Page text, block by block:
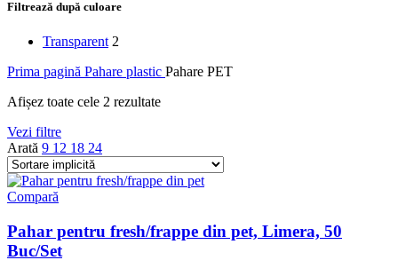
Filtrează după culoare
Transparent 2
Prima pagină Pahare plastic Pahare PET
Afișez toate cele 2 rezultate
Vezi filtre
Arată 9 12 18 24
Compară
Pahar pentru fresh/frappe din pet, Limera, 50
Buc/Set